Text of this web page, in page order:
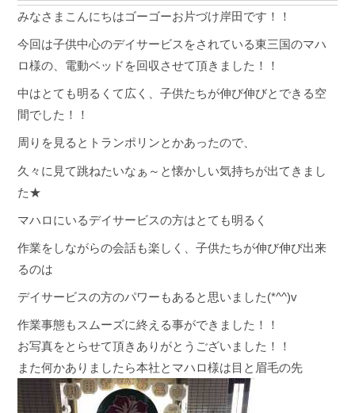
みなさまこんにちはゴーゴーお片づけ岸田です！！
今回は子供中心のデイサービスをされている東三国のマハ
ロ様の、電動ベッドを回収させて頂きました！！
中はとても明るくて広く、子供たちが伸び伸びとできる空
間でした！！
周りを見るとトランポリンとかあったので、
久々に見て跳ねたいなぁ～と懐かしい気持ちが出てきまし
た★
マハロにいるデイサービスの方はとても明るく
作業をしながらの会話も楽しく、子供たちが伸び伸び出来
るのは
デイサービスの方のパワーもあると思いました(*^^)v
作業事態もスムーズに終える事ができました！！
お写真をとらせて頂きありがとうございました！！
また何かありましたら本社とマハロ様は目と眉毛の先